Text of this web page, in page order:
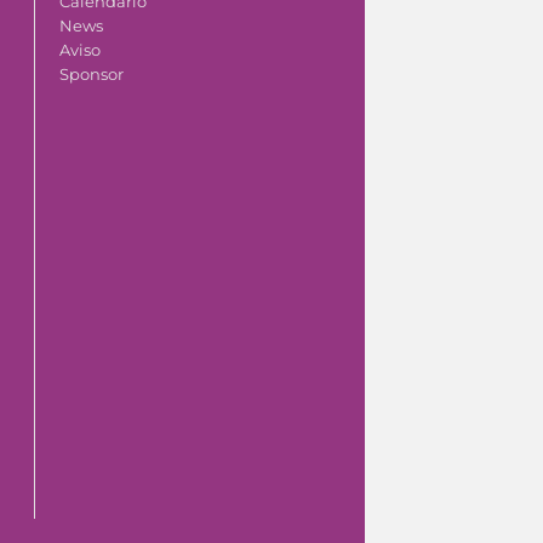
News
Aviso
Sponsor